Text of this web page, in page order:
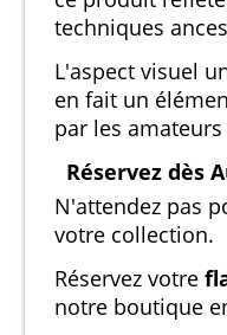
techniques
L'aspect visuel
en fait un
par les
Réservez dès
N'attendez pas
votre collection.
Réservez votre
notre boutique